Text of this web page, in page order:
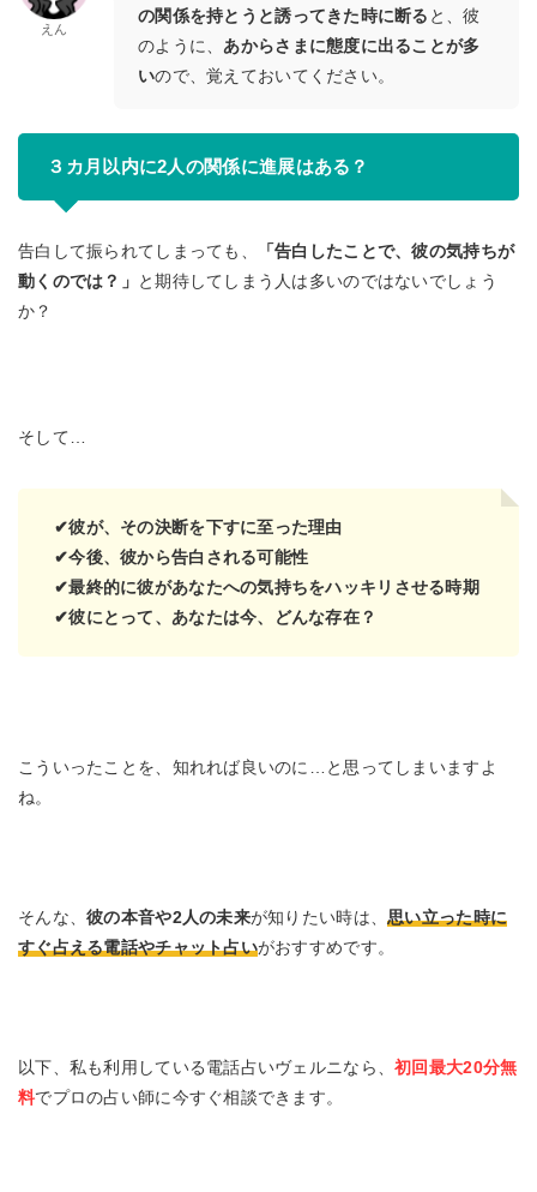
えん
の関係を持とうと誘ってきた時に断る と、彼
のように、 あからさまに態度に出ることが多
いので、覚えておいてください。
３カ月以内に2人の関係に進展はある？
告白して振られてしまっても、
「告白したことで、彼の気持ちが
動くのでは？」 と期待してしまう人は多いのではないでしょう
か？
そして…
✔︎彼が、その決断を下すに至った理由
✔︎今後、彼から告白される可能性
✔︎最終的に彼があなたへの気持ちをハッキリさせる時期
✔︎彼にとって、あなたは今、どんな存在？
こういったことを、知れれば良いのに…と思ってしまいますよ
ね。
そんな、彼の本音や2人の未来が知りたい時は、思い立った時に
すぐ占える電話やチャット占いがおすすめです。
以下、私も利用している電話占いヴェルニなら、初回最大20分無
料でプロの占い師に今すぐ相談できます。